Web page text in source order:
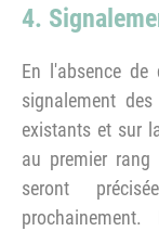
4.
En l'absence
signalement
existants et sur
au premier rang
seront